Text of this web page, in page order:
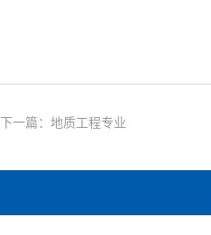
下一篇： 地质工程专业